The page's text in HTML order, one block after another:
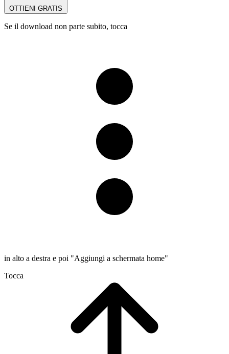
OTTIENI GRATIS
Se il download non parte subito, tocca
in alto a destra e poi "Aggiungi a schermata home"
Tocca